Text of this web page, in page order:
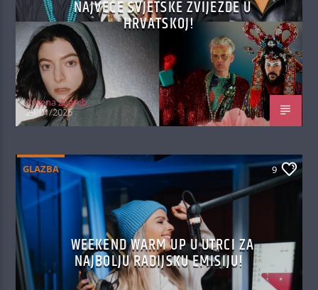
NAJVEĆE SVJETSKE ZVIJEZDE U
HRVATSKOJ!
Antena Zagreb
29/01/2026
GLAZBA 9
WEEKEND WARM UP U UTRCI ZA
NAJBOLJU RADIJSKU EMISIJU!